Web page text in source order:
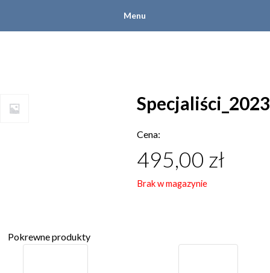
Menu
Specjaliści_2023
Cena:
495,00 zł
Brak w magazynie
Pokrewne produkty